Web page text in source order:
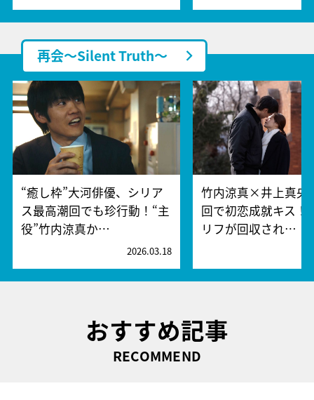
再会～Silent Truth～
“癒し枠”大河俳優、シリア
ス最高潮回でも珍行動！“主
役”竹内涼真か…
2026.03.18
竹内涼真×井上真央
回で初恋成就キス！
リフが回収され…
おすすめ記事
RECOMMEND